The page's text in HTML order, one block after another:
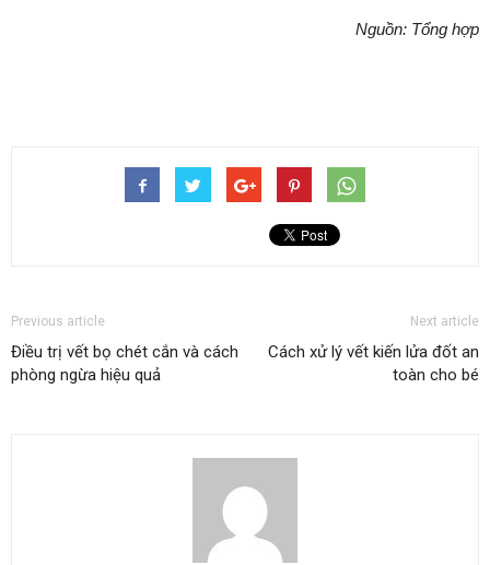
Nguồn: Tổng hợp
Previous article
Điều trị vết bọ chét cắn và cách
phòng ngừa hiệu quả
Next article
Cách xử lý vết kiến lửa đốt an
toàn cho bé